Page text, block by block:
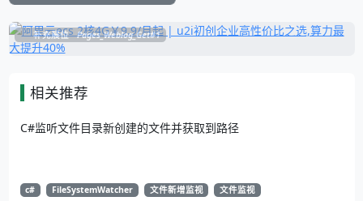
补充展位 Pages_Weblog_Get#1
相关推荐
C#监听文件目录新创建的文件并获取到路径
c# FileSystemWatcher 文件新增监视 文件监视